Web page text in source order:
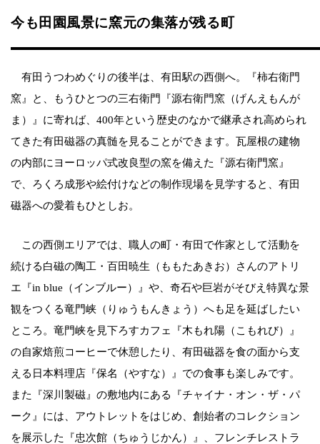
今も田園風景に窯元の集落が残る町
有田うつわめぐりの後半は、有田駅の西側へ。『柿右衛門
窯』と、もうひとつの三右衛門『源右衛門窯（げんえもんが
ま）』に寄れば、400年という歴史のなかで継承され高められ
てきた有田磁器の真髄を見ることができます。瓦屋根の建物
の内部にヨーロッパ式改良型の窯を備えた『源右衛門窯』
で、ろくろ成形や絵付けなどの制作現場を見学すると、有田
磁器への愛着もひとしお。
この西側エリアでは、職人の町・有田で作家として活動を
続ける白磁の陶工・百田暁生（ももたあきお）さんのアトリ
エ『in blue（インブルー）』や、奇石や巨岩がそびえ特異な景
観をつくる竜門峡（りゅうもんきょう）へも足を延ばしたい
ところ。竜門峡を見下ろすカフェ『木もれ陽（こもれび）』
の自家焙煎コーヒーで休憩したり、有田磁器を食の面から支
える日本料理店『保名（やすな）』での食事も楽しみです。
また『深川製磁』の敷地内にある『チャイナ・オン・ザ・パ
ーク』には、アウトレットをはじめ、創始者のコレクション
を展示した『忠次館（ちゅうじかん）』、フレンチレストラ